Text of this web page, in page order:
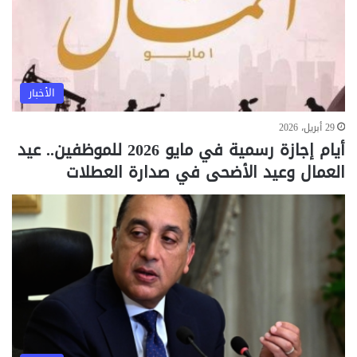
الأخبار
29 أبريل، 2026
أيام إجازة رسمية في مايو 2026 للموظفين.. عيد
العمال وعيد الأضحى في صدارة العطلات